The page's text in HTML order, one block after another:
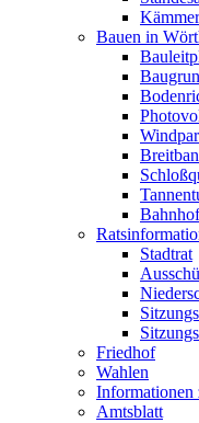
Bauen in
Stadtrat
Friedhof
Wahlen
Informationen
Amtsblatt